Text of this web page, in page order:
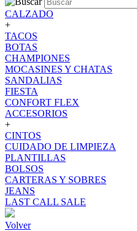
CALZADO
+
TACOS
BOTAS
CHAMPIONES
MOCASINES Y CHATAS
SANDALIAS
FIESTA
CONFORT FLEX
ACCESORIOS
+
CINTOS
CUIDADO DE LIMPIEZA
PLANTILLAS
BOLSOS
CARTERAS Y SOBRES
JEANS
LAST CALL SALE
Volver